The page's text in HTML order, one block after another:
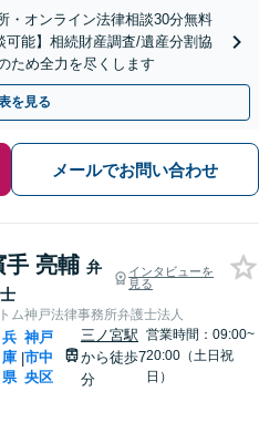
・オンライン法律相談30分無料
可能】相続財産調査/遺産分割協
ため全力を尽くします
を見る
メールでお問い合わせ
手 亮輔 弁
インタビューを
見る
ム神戸法律事務所弁護士法人
兵
庫
県
|
神戸
市中
央区
三ノ宮駅
から徒歩7
分
営業時間：09:00~
20:00（土日祝
日）